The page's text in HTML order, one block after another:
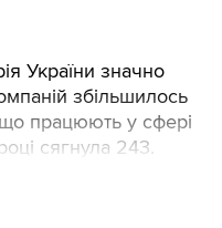
України значно
збільшилось
що працюють у сфері
сягнула 243.